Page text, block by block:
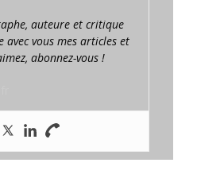
auteure et critique
vous mes articles et
abonnez-vous !